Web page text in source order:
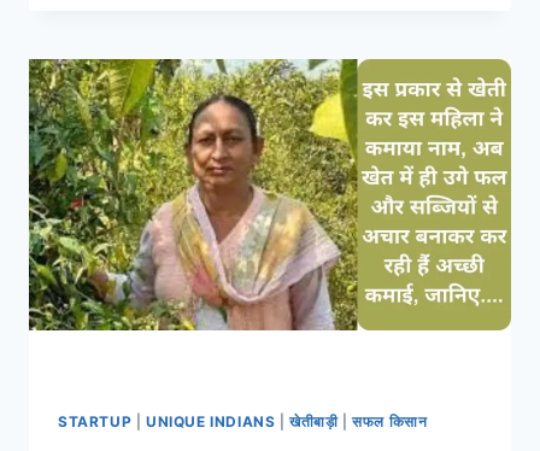
अपने
बगीचे
में
लगाएं
एवोकाडो,
सेहत
को
मिलेंगे
अनोखे
फायदे
STARTUP UNIQUE INDIANS |खेतीबाड़ी|सफल किसान